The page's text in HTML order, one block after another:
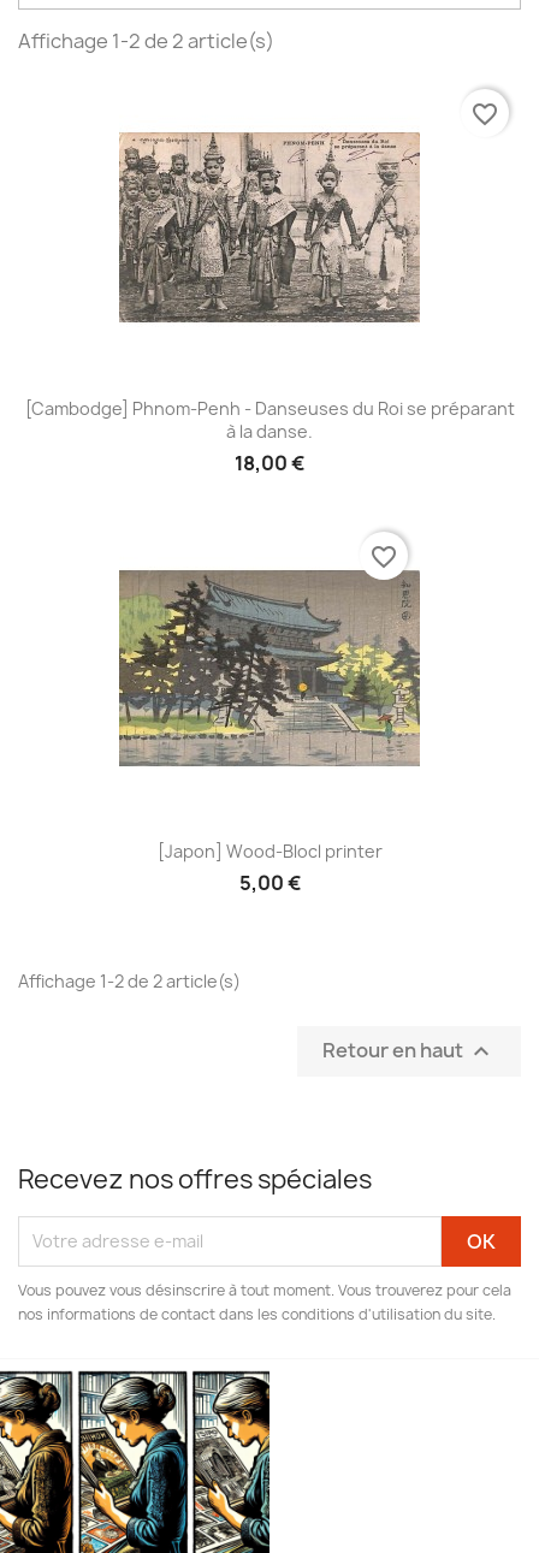
Affichage 1-2 de 2 article(s)
[Cambodge] Phnom-Penh - Danseuses du Roi se préparant
à la danse.
18,00 €
favorite_border
[Japon] Wood-Blocl printer
5,00 €
favorite_border
Affichage 1-2 de 2 article(s)
Retour en haut 
Recevez nos offres spéciales
Vous pouvez vous désinscrire à tout moment. Vous trouverez pour cela
nos informations de contact dans les conditions d'utilisation du site.